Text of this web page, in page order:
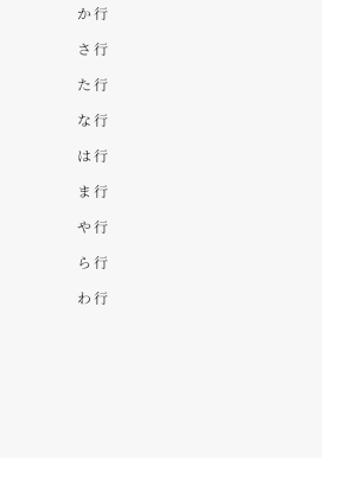
か行
さ行
た行
な行
は行
ま行
や行
ら行
わ行